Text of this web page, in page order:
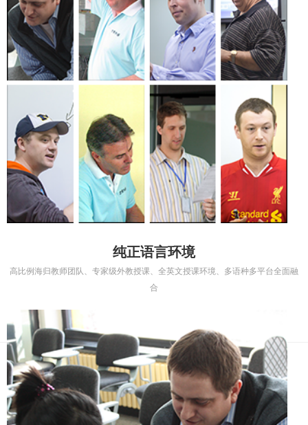
纯正语言环境
高比例海归教师团队、专家级外教授课、全英文授课环境、多语种多平台全面融
合